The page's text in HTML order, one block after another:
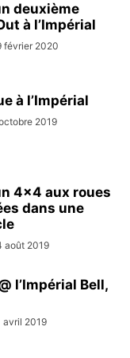
deuxième
à l’Impérial
février 2020
à l’Impérial
2019
4×4 aux roues
dans une
août 2019
l’Impérial Bell,
avril 2019